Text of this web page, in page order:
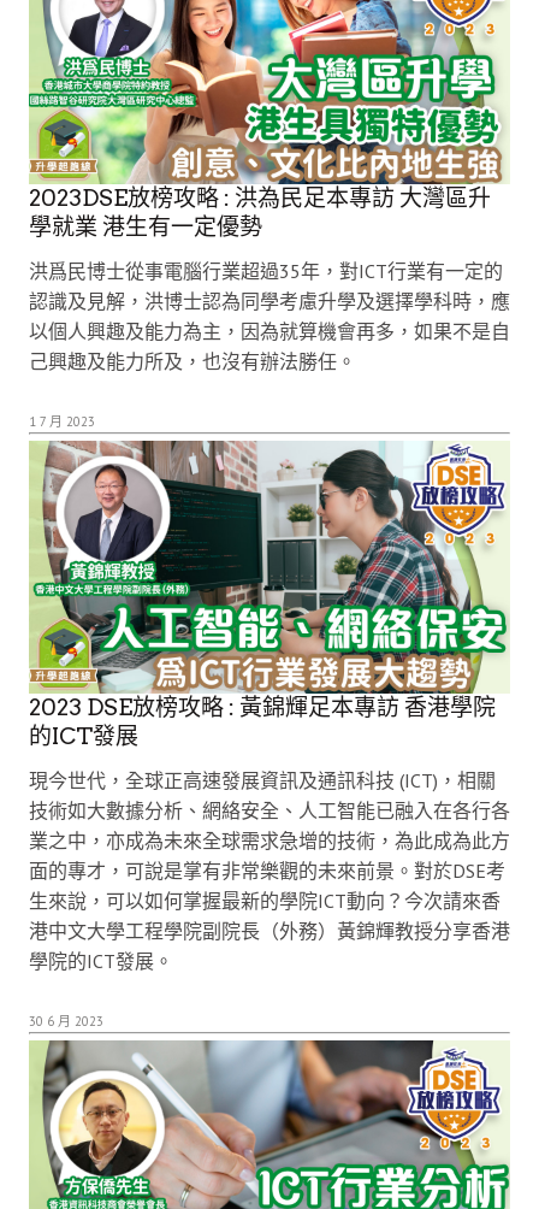
2023DSE放榜攻略 : 洪為民足本專訪 大灣區升
學就業 港生有一定優勢
洪爲民博士從事電腦行業超過35年，對ICT行業有一定的
認識及見解，洪博士認為同學考慮升學及選擇學科時，應
以個人興趣及能力為主，因為就算機會再多，如果不是自
己興趣及能力所及，也沒有辦法勝任。
1 7 月 2023
2023 DSE放榜攻略 : 黃錦輝足本專訪 香港學院
的ICT發展
現今世代，全球正高速發展資訊及通訊科技 (ICT)，相關
技術如大數據分析、網絡安全、人工智能已融入在各行各
業之中，亦成為未來全球需求急增的技術，為此成為此方
面的專才，可說是掌有非常樂觀的未來前景。對於DSE考
生來說，可以如何掌握最新的學院ICT動向？今次請來香
港中文大學工程學院副院長（外務）黃錦輝教授分享香港
學院的ICT發展。
30 6 月 2023